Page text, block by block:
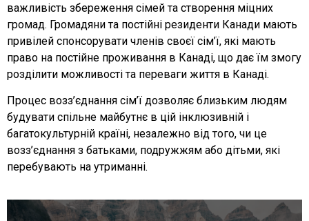
важливість збереження сімей та створення міцних
громад. Громадяни та постійні резиденти Канади мають
привілей спонсорувати членів своєї сім’ї, які мають
право на постійне проживання в Канаді, що дає їм змогу
розділити можливості та переваги життя в Канаді.
Процес возз’єднання сім’ї дозволяє близьким людям
будувати спільне майбутнє в цій інклюзивній і
багатокультурній країні, незалежно від того, чи це
возз’єднання з батьками, подружжям або дітьми, які
перебувають на утриманні.